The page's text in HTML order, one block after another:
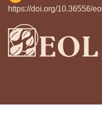
https://doi.org/10.36556/eol